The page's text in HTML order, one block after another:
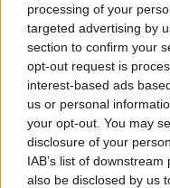
processing of your
targeted advertising by
section to confirm your
opt-out request is
interest-based ads
us or personal
your opt-out. You may
disclosure of your
IAB’s list of
also be disclosed by us
Letní vycházky
11. srpna 2026 (úterý)
Exkurze a vycházky
Letní vycházky po Praze
vyhrazena. Sraz je vždy v
Místo konání|
Související odkazy:
92